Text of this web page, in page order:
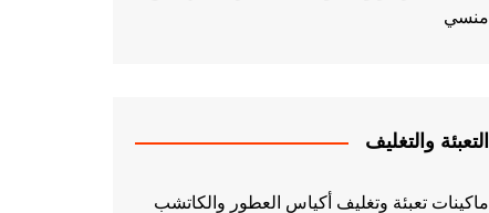
منسي
التعبئة والتغليف
ماكينات تعبئة وتغليف أكياس العطور والكاتشب